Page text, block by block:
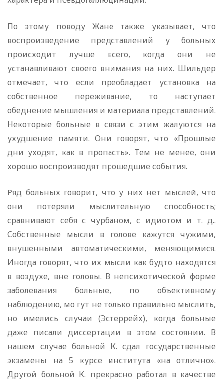
По этому поводу Жане также указывает, что
воспроизведение представлений у больных
происходит лучше всего, когда они не
устанавливают своего внимания на них. Шильдер
отмечает, что если преобладает установка на
собственное переживание, то наступает
обеднение мышления и материала представлений.
Некоторые больные в связи с этим жалуются на
ухудшение памяти. Они говорят, что «Прошлые
дни уходят, как в пропасть». Тем не менее, они
хорошо воспроизводят прошедшие события.
Ряд больных говорит, что у них нет мыслей, что
они потеряли мыслительную способность;
сравнивают себя с чурбаном, с идиотом и т. д..
Собственные мысли в голове кажутся чужими,
внушенными автоматическими, меняющимися.
Иногда говорят, что их мысли как будто находятся
в воздухе, вне головы. В непсихотической форме
заболевания больные, по объективному
наблюдению, мо гут не только правильно мыслить,
но имелись случаи (Эстеррейх), когда больные
даже писали диссертации в этом состоянии. В
нашем случае больной К. сдал государственные
экзамены на 5 курсе института «на отлично».
Другой больной К. прекрасно работал в качестве